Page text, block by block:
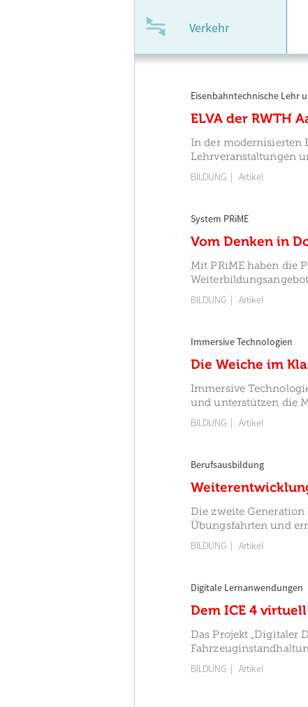
Verkehr
Eisenbahntechnische Lehr­
ELVA der RWTH
In der modernisierten
Lehrveranstaltungen
BILDUNG | Artikel
System PRiME
Vom Denken in
Mit PRiME haben die
BILDUNG | Artikel
Immersive Technologien
Die Weiche im
Immersive
und unterstützen die
BILDUNG | Artikel
Berufsausbildung
Die zweite
Übungsfahrten und
BILDUNG | Artikel
Digitale Lernanwendungen
Dem ICE 4
Das Projekt „Digitaler
BILDUNG | Artikel